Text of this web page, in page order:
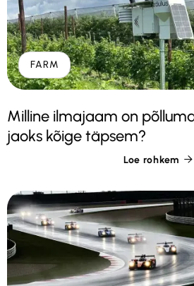
FARM
Milline ilmajaam on
jaoks kõige täpsem?
Loe rohkem 